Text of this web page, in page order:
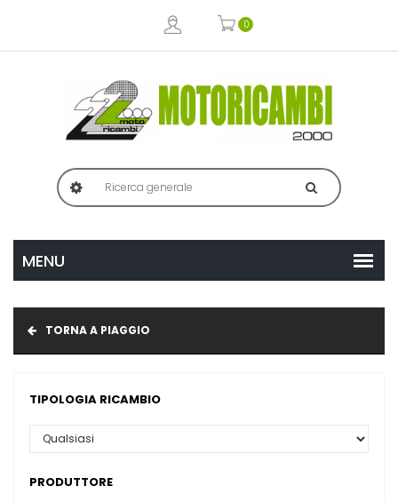
0
TORNA A PIAGGIO
TIPOLOGIA RICAMBIO
PRODUTTORE